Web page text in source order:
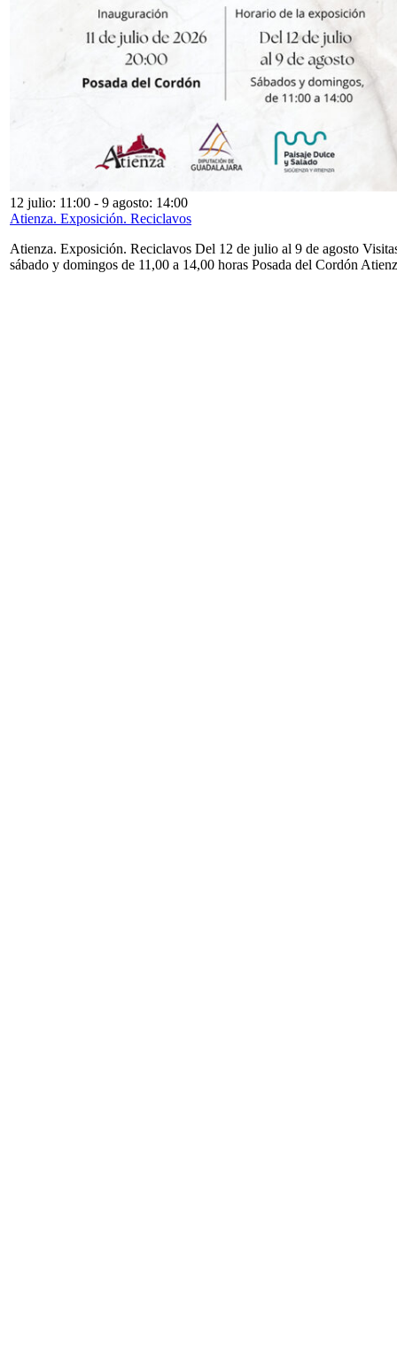
12 julio: 11:00 - 9 agosto: 14:00
Atienza. Exposición. Reciclavos
Atienza. Exposición. Reciclavos Del 12 de julio al 9 de agosto
sábado y domingos de 11,00 a 14,00 horas Posada del Cordón